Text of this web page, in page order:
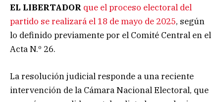
EL LIBERTADOR que el proceso electoral del
partido se realizará el 18 de mayo de 2025, según
lo definido previamente por el Comité Central en el
Acta N.º 26.
La resolución judicial responde a una reciente
intervención de la Cámara Nacional Electoral, que